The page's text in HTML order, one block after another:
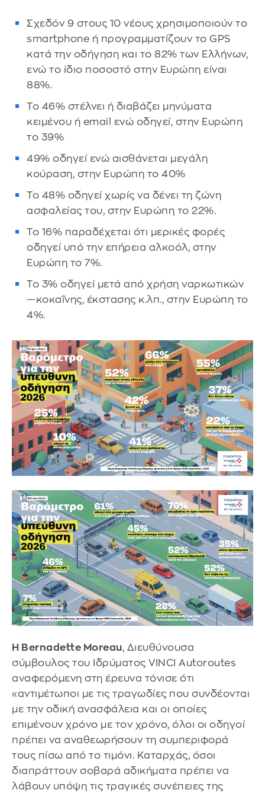
Σχεδόν 9 στους 10 νέους χρησιμοποιούν το
smartphone ή προγραμματίζουν το GPS
κατά την οδήγηση και το 82% των Ελλήνων,
ενώ το ίδιο ποσοστό στην Ευρώπη είναι
88%.
Το 46% στέλνει ή διαβάζει μηνύματα
κειμένου ή email ενώ οδηγεί, στην Ευρώπη
το 39%
49% οδηγεί ενώ αισθάνεται μεγάλη
κούραση, στην Ευρώπη το 40%
Το 48% οδηγεί χωρίς να δένει τη ζώνη
ασφαλείας του, στην Ευρώπη το 22%.
Το 16% παραδέχεται ότι μερικές φορές
οδηγεί υπό την επήρεια αλκοόλ, στην
Ευρώπη το 7%.
Το 3% οδηγεί μετά από χρήση ναρκωτικών
—κοκαΐνης, έκστασης κ.λπ., στην Ευρώπη το
4%.
Η Bernadette Moreau, Διευθύνουσα
σύμβουλος του Ιδρύματος VINCI Autoroutes
αναφερόμενη στη έρευνα τόνισε ότι
«αντιμέτωποι με τις τραγωδίες που συνδέονται
με την οδική ανασφάλεια και οι οποίες
επιμένουν χρόνο με τον χρόνο, όλοι οι οδηγοί
πρέπει να αναθεωρήσουν τη συμπεριφορά
τους πίσω από το τιμόνι. Καταρχάς, όσοι
διαπράττουν σοβαρά αδικήματα πρέπει να
λάβουν υπόψη τις τραγικές συνέπειες της